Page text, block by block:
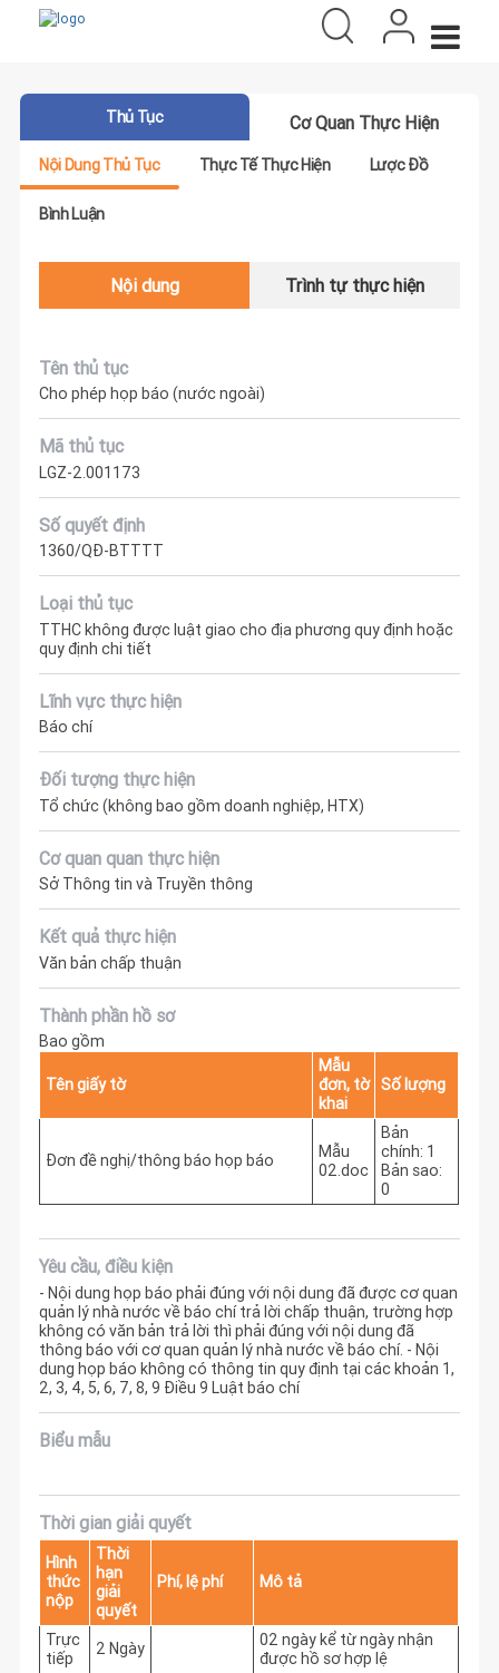
Thủ Tục Cơ Quan Thực Hiện
Nội Dung Thủ Tục Thực Tế Thực Hiện Lược Đồ
Bình Luận
Nội dung Trình tự thực hiện
Tên thủ tục
Cho phép họp báo (nước ngoài)
Mã thủ tục
LGZ-2.001173
Số quyết định
1360/QĐ-BTTTT
Loại thủ tục
TTHC không được luật giao cho địa phương quy định hoặc
quy định chi tiết
Lĩnh vực thực hiện
Báo chí
Đối tượng thực hiện
Tổ chức (không bao gồm doanh nghiệp, HTX)
Cơ quan quan thực hiện
Sở Thông tin và Truyền thông
Kết quả thực hiện
Văn bản chấp thuận
Thành phần hồ sơ
Bao gồm
Tên giấy tờ
Mẫu
đơn, tờ
khai
Số lượng
Đơn đề nghị/thông báo họp báo
Mẫu
02.doc
Bản
chính: 1
Bản sao:
0
Yêu cầu, điều kiện
- Nội dung họp báo phải đúng với nội dung đã được cơ quan
quản lý nhà nước về báo chí trả lời chấp thuận, trường hợp
không có văn bản trả lời thì phải đúng với nội dung đã
thông báo với cơ quan quản lý nhà nước về báo chí. - Nội
dung họp báo không có thông tin quy định tại các khoản 1,
2, 3, 4, 5, 6, 7, 8, 9 Điều 9 Luật báo chí
Biểu mẫu
Thời gian giải quyết
Hình
thức
nộp
Thời
hạn
giải
quyết
Phí, lệ phí Mô tả
Trực
tiếp
2 Ngày
02 ngày kể từ ngày nhận
được hồ sơ hợp lệ